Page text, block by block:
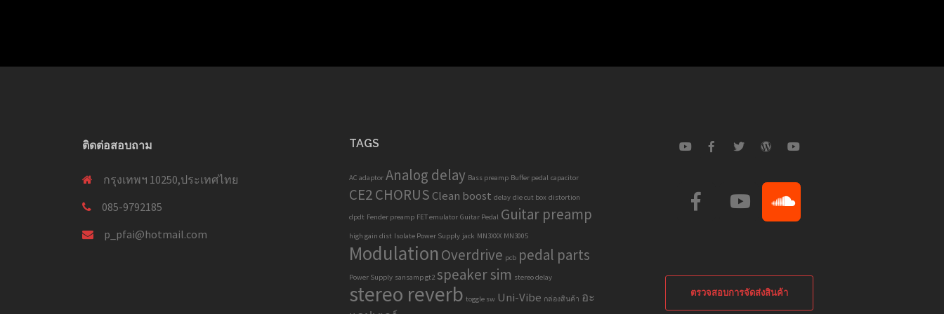
ติดต่อสอบถาม
กรุงเทพฯ 10250,ประเทศไทย
085-9792185
p_pfai@hotmail.com
TAGS
AC adaptor Analog delay Bass preamp Buffer pedal capacitor
CE2 CHORUS Clean boost delay die cut box distortion
dpdt Fender preamp FET emulator Guitar Pedal Guitar preamp
high gain dist Isolate Power Supply jack MN3XXX MN3005
ModulationOverdrive pcb pedal parts
Power Supply sansamp gt2 speaker sim stereo delay
stereo reverb toggle sw Uni-Vibe กล่องสินค้า อะ
ตรวจสอบการจัดส่งสินค้า